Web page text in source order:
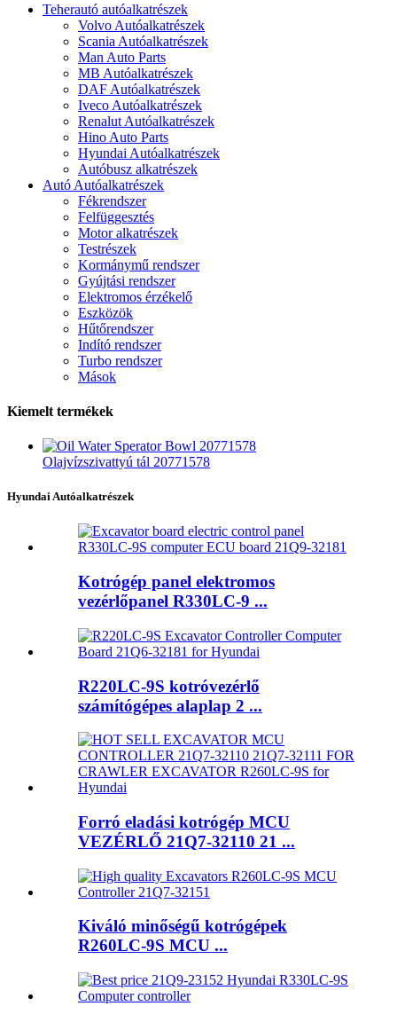
Teherautó autóalkatrészek
Volvo Autóalkatrészek
Scania Autóalkatrészek
Man Auto Parts
MB Autóalkatrészek
DAF Autóalkatrészek
Iveco Autóalkatrészek
Renalut Autóalkatrészek
Hino Auto Parts
Hyundai Autóalkatrészek
Autóbusz alkatrészek
Autó Autóalkatrészek
Fékrendszer
Felfüggesztés
Motor alkatrészek
Testrészek
Kormánymű rendszer
Gyújtási rendszer
Elektromos érzékelő
Eszközök
Hűtőrendszer
Indító rendszer
Turbo rendszer
Mások
Kiemelt termékek
Olajvízszivattyú tál 20771578
Hyundai Autóalkatrészek
Kotrógép panel elektromos
vezérlőpanel R330LC-9 ...
R220LC-9S kotróvezérlő
számítógépes alaplap 2 ...
Forró eladási kotrógép MCU
VEZÉRLŐ 21Q7-32110 21 ...
Kiváló minőségű kotrógépek
R260LC-9S MCU ...